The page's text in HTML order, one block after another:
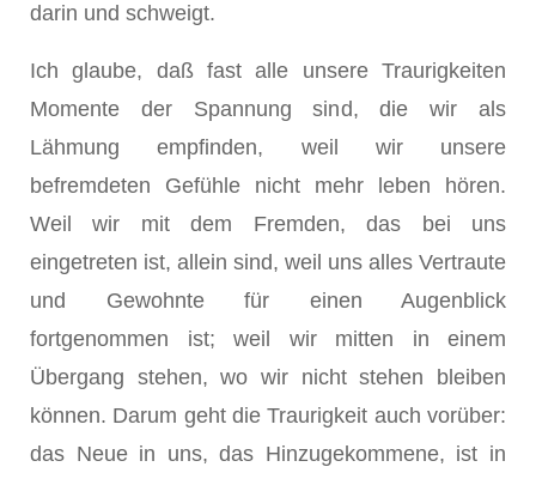
darin und schweigt.
Ich glaube, daß fast alle unsere Traurigkeiten
Momente der Spannung sind, die wir als
Lähmung empfinden, weil wir unsere
befremdeten Gefühle nicht mehr leben hören.
Weil wir mit dem Fremden, das bei uns
eingetreten ist, allein sind, weil uns alles Vertraute
und Gewohnte für einen Augenblick
fortgenommen ist; weil wir mitten in einem
Übergang stehen, wo wir nicht stehen bleiben
können. Darum geht die Traurigkeit auch vorüber:
das Neue in uns, das Hinzugekommene, ist in